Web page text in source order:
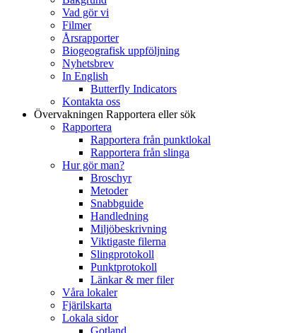
Vad gör vi
Filmer
Årsrapporter
Biogeografisk uppföljning
Nyhetsbrev
In English
Butterfly Indicators
Kontakta oss
Övervakningen Rapportera eller sök
Rapportera
Rapportera från punktlokal
Rapportera från slinga
Hur gör man?
Broschyr
Metoder
Snabbguide
Handledning
Miljöbeskrivning
Viktigaste filerna
Slingprotokoll
Punktprotokoll
Länkar & mer filer
Våra lokaler
Fjärilskarta
Lokala sidor
Gotland